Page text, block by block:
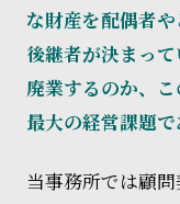
な財産を配偶者や
後継者が決まって
廃業するのか、
最大の経営課題で
当事務所では顧